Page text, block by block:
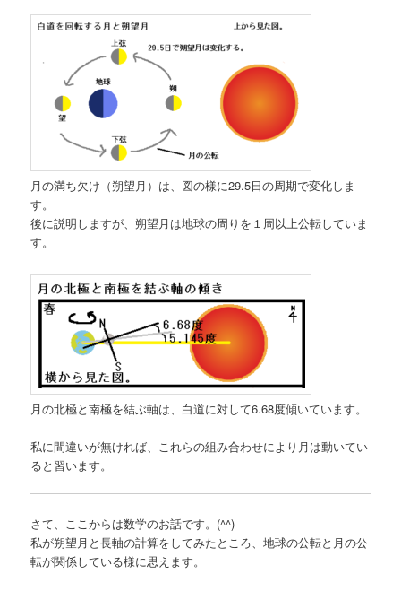
月の満ち欠け（朔望月）は、図の様に29.5日の周期で変化しま
す。
後に説明しますが、朔望月は地球の周りを１周以上公転していま
す。
月の北極と南極を結ぶ軸は、白道に対して6.68度傾いています。
私に間違いが無ければ、これらの組み合わせにより月は動いてい
ると習います。
さて、ここからは数学のお話です。(^^)
私が朔望月と長軸の計算をしてみたところ、地球の公転と月の公
転が関係している様に思えます。